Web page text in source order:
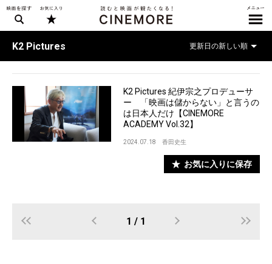
K2 Pictures
K2 Pictures 紀伊宗之プロデューサ
ー 「映画は儲からない」と言うの
は日本人だけ【CINEMORE
ACADEMY Vol.32】
2024.07.18 香田史生
お気に入りに保存
1 / 1